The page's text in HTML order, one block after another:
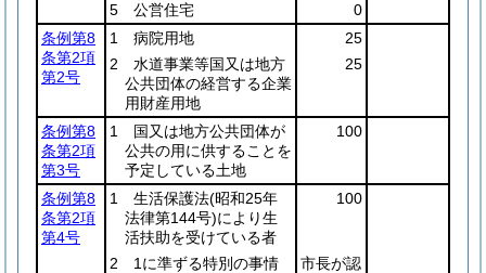
5 公営住宅
0
条例第8
条第2項
第2号
1 病院用地
25
2 水道事業等国又は地方
公共団体の経営する企業
用財産用地
25
条例第8
条第2項
第3号
1 国又は地方公共団体が
公共の用に供することを
予定している土地
100
条例第8
条第2項
第4号
1 生活保護法(昭和25年
法律第144号)により生
活扶助を受けている者
100
2 1に準ずる特別の事情
市長が認